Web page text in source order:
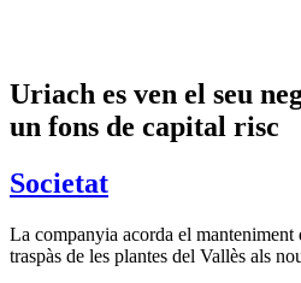
Uriach es ven el seu
un fons de capital risc
Societat
La companyia acorda el manteniment
traspàs de les plantes del Vallès als